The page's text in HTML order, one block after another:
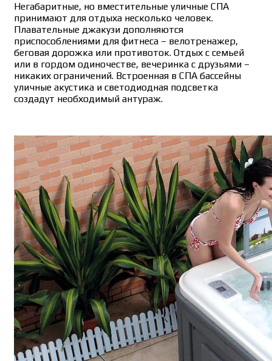
Негабаритные, но вместительные уличные СПА
принимают для отдыха несколько человек.
Плавательные джакузи дополняются
приспособлениями для фитнеса – велотренажер,
беговая дорожка или противоток. Отдых с семьей
или в гордом одиночестве, вечеринка с друзьями –
никаких ограничений. Встроенная в СПА бассейны
уличные акустика и светодиодная подсветка
создадут необходимый антураж.